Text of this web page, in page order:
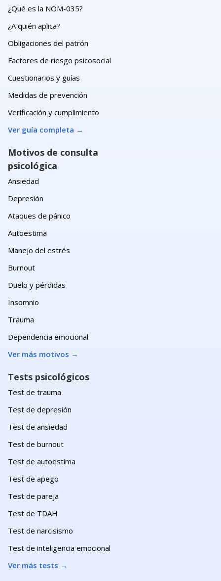
¿Qué es la NOM-035?
¿A quién aplica?
Obligaciones del patrón
Factores de riesgo psicosocial
Cuestionarios y guías
Medidas de prevención
Verificación y cumplimiento
Ver guía completa →
Motivos de consulta
psicológica
Ansiedad
Depresión
Ataques de pánico
Autoestima
Manejo del estrés
Burnout
Duelo y pérdidas
Insomnio
Trauma
Dependencia emocional
Ver más motivos →
Tests psicológicos
Test de trauma
Test de depresión
Test de ansiedad
Test de burnout
Test de autoestima
Test de apego
Test de pareja
Test de TDAH
Test de narcisismo
Test de inteligencia emocional
Ver más tests →